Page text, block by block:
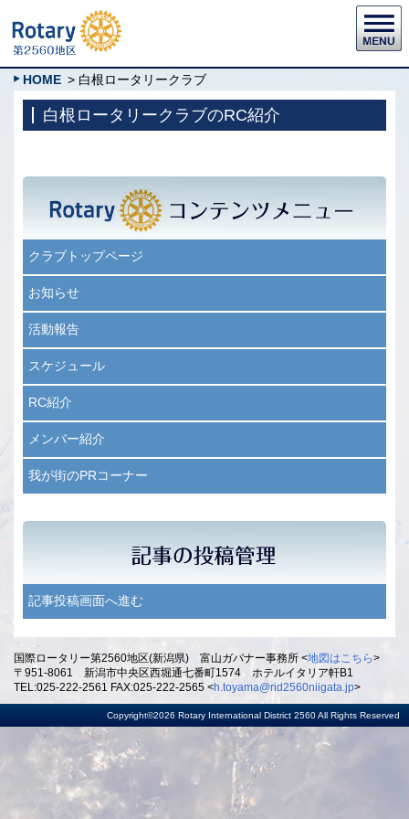
HOME > 白根ロータリークラブ
クラブトップページ
お知らせ
活動報告
スケジュール
RC紹介
メンバー紹介
我が街のPRコーナー
記事投稿画面へ進む
白根ロータリークラブのRC紹介
国際ロータリー第2560地区(新潟県) 富山ガバナー事務所 <地図はこちら>
〒951-8061 新潟市中央区西堀通七番町1574 ホテルイタリア軒B1
TEL:025-222-2561 FAX:025-222-2565 <h.toyama@rid2560niigata.jp>
Copyright©2026 Rotary International District 2560 All Rights Reserved